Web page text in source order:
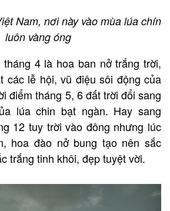
Nam, nơi này vào mùa lúa chín
luôn vàng óng
4 là hoa ban nở trắng trời,
các lễ hội, vũ điệu sôi động của
điểm tháng 5, 6 đất trời đổi sang
lúa chin bạt ngàn. Hay sang
12 tuy trời vào đông nhưng lúc
hoa đào nở bung tạo nên sắc
trắng tinh khôi, đẹp tuyệt vời.